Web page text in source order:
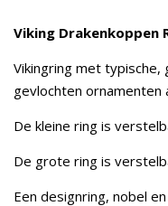
Viking Drakenkoppen
Vikingring met
gevlochten ornamenten
De kleine ring is
De grote ring is
Een designring, nobel